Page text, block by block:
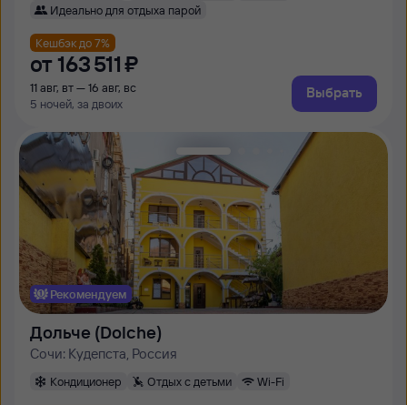
Идеально для отдыха парой
Кешбэк до 7%
от 163 ⁠511 ⁠₽
11 авг, вт — 16 авг, вс
5 ночей, за двоих
Выбрать
Рекомендуем
Дольче (Dolche)
Сочи: Кудепста, Россия
Кондиционер Отдых с детьми Wi-Fi